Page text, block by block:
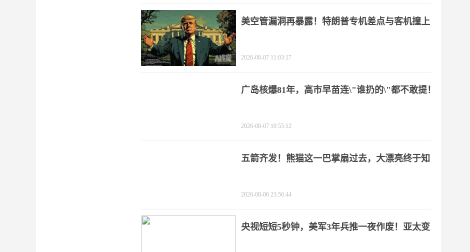
美空管漏洞再暴露！特朗普专机差点与客机撞上
2026-08-07 11:03:17
广岛核爆81年，高市早苗连\"谁扔的\"都不敢提！
2026-08-07 10:55:12
五箭齐发！熊猫这一巴掌扇过去，大漂亮终于知
2026-08-06 23:56:44
央视短短5秒钟，美军3年兵推一夜作废！亚太变